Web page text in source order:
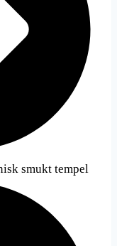
smukt tempel